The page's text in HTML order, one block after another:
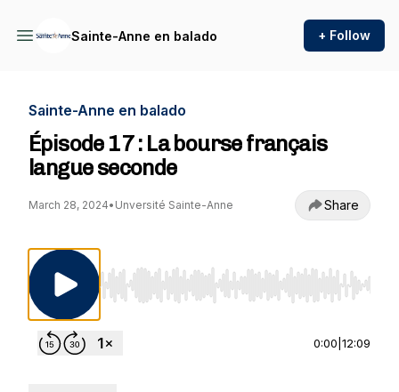
Sainte-Anne en balado + Follow
Sainte-Anne en balado
Épisode 17 : La bourse français
langue seconde
March 28, 2024• Unversité Sainte-Anne Share
Use Left/Right to seek, Home/End to jump to
0:00 12:09